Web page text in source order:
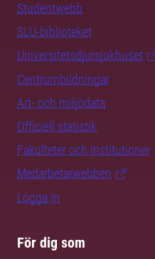
Studentwebb
SLU-biblioteket
Universitetsdjursjukhuset
Centrumbildningar
Art- och miljödata
Officiell statistik
Fakulteter och institutioner
Medarbetarwebben
Logga in
För dig som